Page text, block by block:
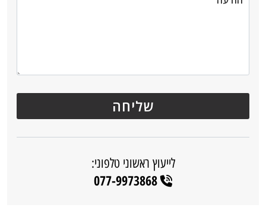
לייעוץ ראשוני טלפוני:
077-9973868